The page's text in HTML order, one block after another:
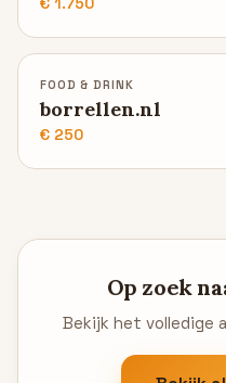
FOOD & DRINK
borrellen.nl
€ 250
Op zoek
Bekijk het volledige